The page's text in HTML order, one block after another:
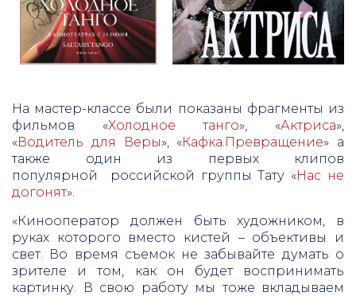
На мастер-классе были показаны фрагменты из
фильмов «Холодное танго», «Актриса»,
«Водитель для Веры», «Кафка.Превращение» а
также один из первых клипов
популярной российской группы Тату «Нас не
догонят».
«Кинооператор должен быть художником, в
руках которого вместо кистей – объективы и
свет. Во время съемок не забывайте думать о
зрителе и том, как он будет воспринимать
картинку. В свою работу мы тоже вкладываем